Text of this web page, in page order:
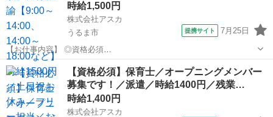
時給1,500円
株式会社アスカ
うるま市
提携サイト 7月25日
【お仕事内容】 ◎資格必須
◎★・・・・・・・・・・・・・・・・・・・・・・・・・・・・・
・・・・・・・・★ うるま市にある『つくしこども園』で 保育士さん
募集中です♪
★・・・・・・・・・・・・・・・・・・・・・・・・・...
沖縄 うるま市 保育士
【資格必須】保育士／オープニングメンバー
募集です！／派遣／時給1400円／残業…
時給1,400円
株式会社アスカ